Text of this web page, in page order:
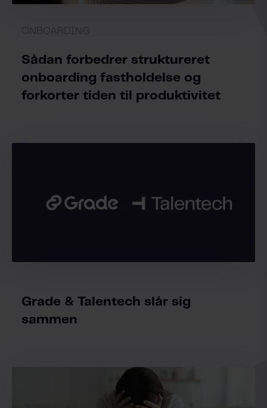
Sådan forbedrer struktureret
onboarding fastholdelse og
forkorter tiden til produktivitet
Grade & Talentech slår sig
sammen